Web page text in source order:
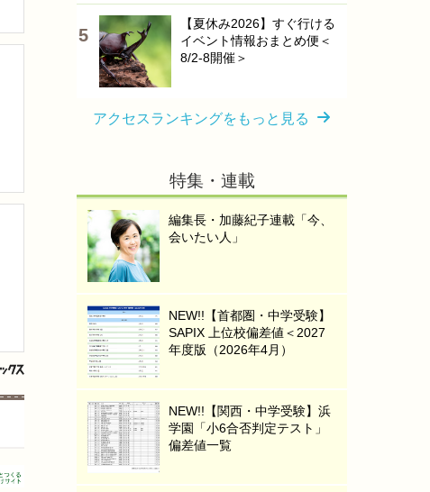
【夏休み2026】すぐ行ける
イベント情報おまとめ便＜
8/2-8開催＞
アクセスランキングをもっと見る
特集・連載
編集長・加藤紀子連載「今、
会いたい人」
NEW!!【首都圏・中学受験】
SAPIX 上位校偏差値＜2027
年度版（2026年4月）
NEW!!【関西・中学受験】浜
学園「小6合否判定テスト」
偏差値一覧